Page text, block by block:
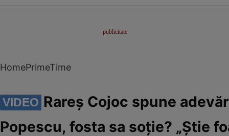
HomePrimeTime
VIDEO Rareș Cojoc spune
Popescu, fosta sa soție? „Știe